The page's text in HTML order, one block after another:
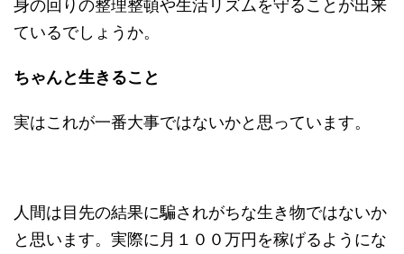
身の回りの整理整頓や生活リズムを守ることが出来
ているでしょうか。
ちゃんと生きること
実はこれが一番大事ではないかと思っています。
人間は目先の結果に騙されがちな生き物ではないか
と思います。実際に月１００万円を稼げるようにな